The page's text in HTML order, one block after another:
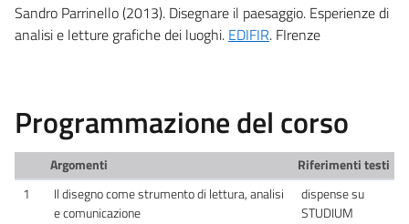
Sandro Parrinello (2013). Disegnare il paesaggio. Esperienze di
analisi e letture grafiche dei luoghi. EDIFIR. FIrenze
Programmazione del corso
Argomenti
Riferimenti testi
1
Il disegno come strumento di lettura, analisi
e comunicazione
dispense su
STUDIUM